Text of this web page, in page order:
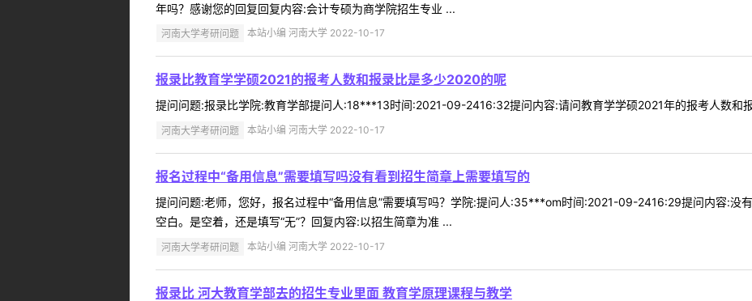
年吗？感谢您的回复回复内容:会计专硕为商学院招生专业 ...
河南大学考研问题 本站小编 河南大学 2022-10-17
报录比教育学学硕2021的报考人数和报录比是多少2020的呢
提问问题:报录比学院:教育学部提问人:18***13时间:2021-09-2416:32提问内容:请问教育学学硕2021年的报考人数和
河南大学考研问题 本站小编 河南大学 2022-10-17
报名过程中“备用信息”需要填写吗没有看到招生简章上需要填写的
提问问题:老师，您好，报名过程中“备用信息”需要填写吗？学院:提问人:35***om时间:2021-09-2416:29提问内容:没
空白。是空着，还是填写“无”？回复内容:以招生简章为准 ...
河南大学考研问题 本站小编 河南大学 2022-10-17
报录比 河大教育学部去的招生专业里面 教育学原理课程与教学